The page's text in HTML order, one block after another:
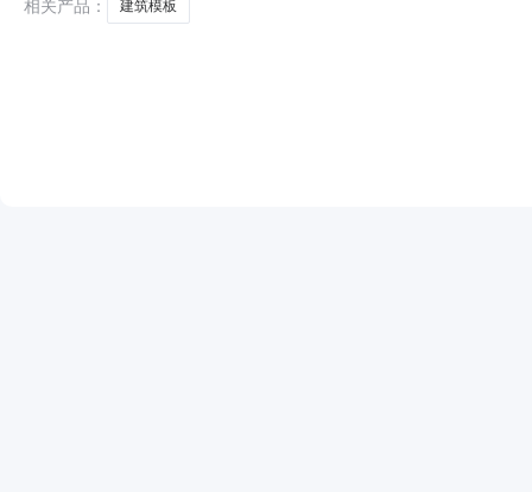
相关产品：
建筑模板